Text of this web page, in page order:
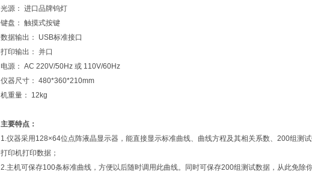
光源： 进口品牌钨灯
键盘： 触摸式按键
数据输出： USB标准接口
打印输出： 并口
电源： AC 220V/50Hz 或 110V/60Hz
仪器尺寸： 480*360*210mm
机重量： 12kg
主要特点：
1.仪器采用128×64位点阵液晶显示器，能直接显示标准曲线、曲线方程及其相关系数、200组测
打印机打印数据；
2.主机可保存100条标准曲线，方便以后随时调用此曲线。同时可保存200组测试数据，从此免除